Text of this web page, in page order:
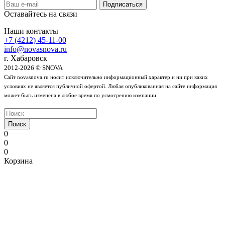
Оставайтесь на связи
Наши контакты
+7 (4212) 45-11-00
info@novasnova.ru
г. Хабаровск
2012-2026 © SNOVA
Сайт novasnova.ru носит исключительно информационный характер и ни при каких
условиях не является публичной офертой. Любая опубликованная на сайте информация
может быть изменена в любое время по усмотрению компании.
Поиск
0
0
0
Корзина